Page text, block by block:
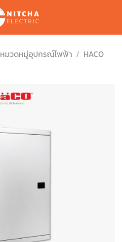
หมวดหมู่อุปกรณ์ไฟฟ้า / HACO